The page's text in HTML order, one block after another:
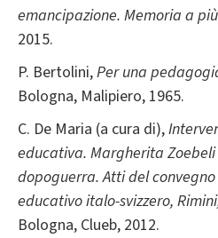
emancipazione. Memoria a
2015.
P. Bertolini,Per una
Bologna, Malipiero, 1965.
C. De Maria (a cura di),
educativa. Margherita
dopoguerra. Atti del
educativo italo-svizzero,
Bologna, Clueb, 2012.